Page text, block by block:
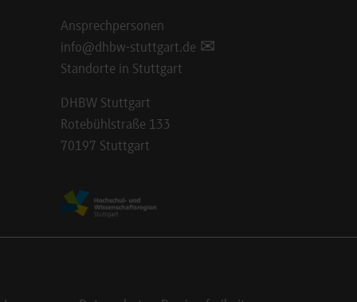
Ansprechpersonen
info@dhbw-stuttgart.de
Standorte in Stuttgart
DHBW Stuttgart
Rotebühlstraße 133
70197 Stuttgart